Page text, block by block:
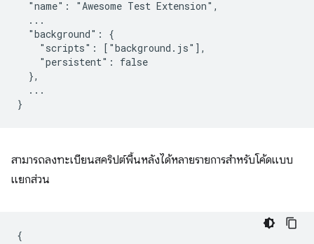
  "name": "Awesome Test Extension",
  ...
  "background": {
    "scripts": ["background.js"],
    "persistent": false
  },
  ...
สามารถลงทะเบียนสคริปต์พื้นหลังได้หลายรายการสำหรับโค้ดแบบ
แยกส่วน
{